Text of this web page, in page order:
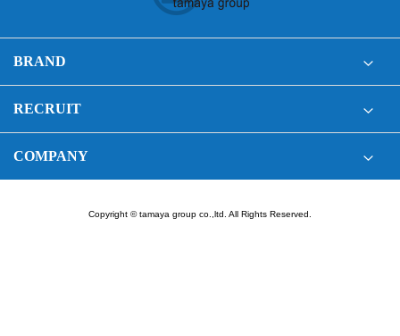
BRAND
RECRUIT
COMPANY
Copyright © tamaya group co.,ltd. All Rights Reserved.